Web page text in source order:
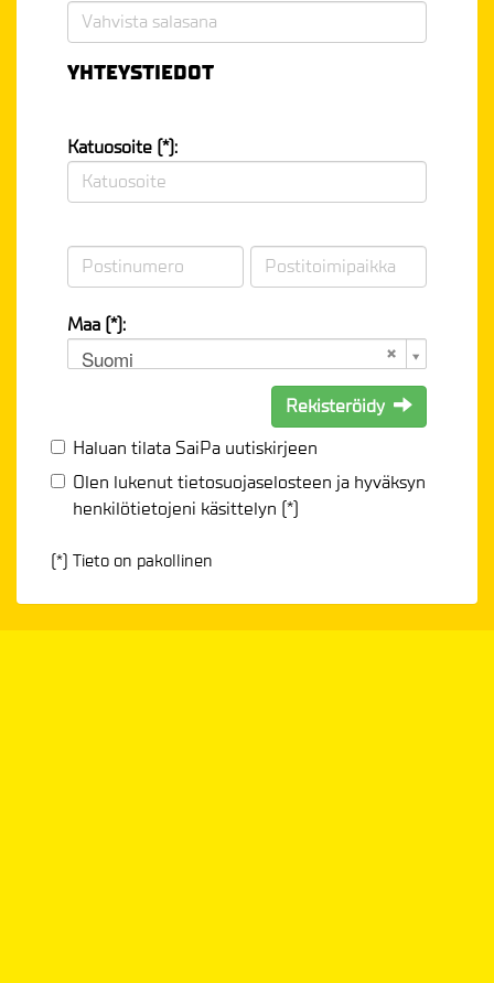
YHTEYSTIEDOT
Katuosoite (*):
Maa (*):
Suomi
Rekisteröidy
Haluan tilata SaiPa uutiskirjeen
Olen lukenuttietosuojaselosteen ja hyväksyn
henkilötietojeni käsittelyn (*)
(*) Tieto on pakollinen